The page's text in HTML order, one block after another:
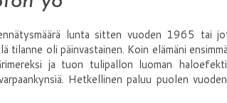
lunta sitten vuoden 1965 tai
tilanne oli päinvastainen. Koin elämäni
ja tuon tulipallon luoman
Hetkellinen paluu puolen